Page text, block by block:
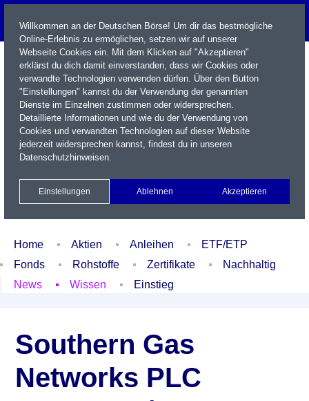
Name / WKN / ISIN / Kürzel
Xetra Realtime
Watchlist Portfolio Login
Home Aktien Anleihen
ETF/ETP
Fonds
Rohstoffe Zertifikate
Nachhaltig
News
Wissen Einstieg
Southern Gas
Networks PLC
Willkommen an der Deutschen Börse! Um dir das bestmögliche
Online-Erlebnis zu ermöglichen, setzen wir auf unserer
Webseite Cookies ein. Mit dem Klicken auf "Akzeptieren"
erklärst du dich damit einverstanden, dass wir Cookies oder
verwandte Technologien verwenden dürfen. Über den Button
"Einstellungen" kannst du der Verwendung der genannten
Dienste im Einzelnen zustimmen oder widersprechen.
Detaillierte Informationen und wie du der Verwendung von
Cookies und verwandten Technologien auf dieser Website
jederzeit widersprechen kannst, findest du in unseren
Datenschutzhinweisen.
Einstellungen Ablehnen Akzeptieren